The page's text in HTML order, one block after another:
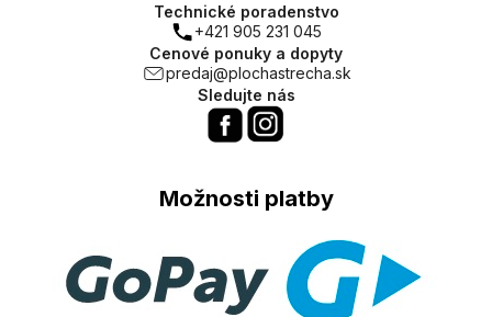
Technické poradenstvo
+421 905 231 045
Cenové ponuky a dopyty
predaj@plochastrecha.sk
Sledujte nás
Možnosti platby